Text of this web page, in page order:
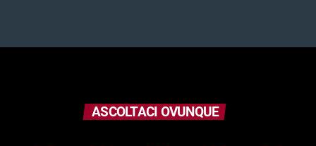
ASCOLTACI OVUNQUE